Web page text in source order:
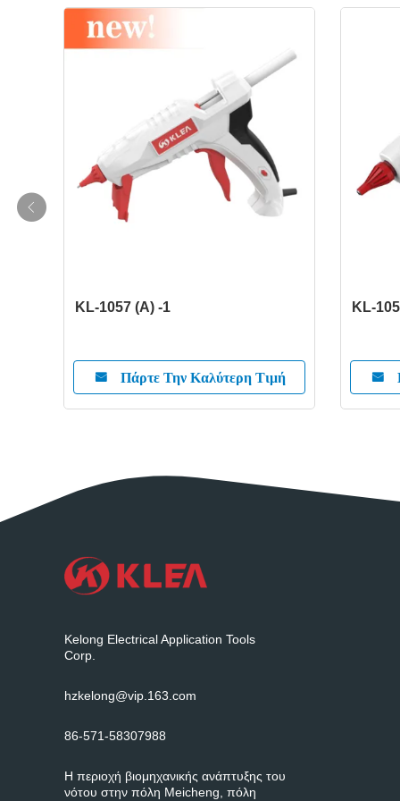
KL-1057 (Α) -1
Πάρτε Την Καλύτερη Τιμή
KL-
Kelong Electrical Application Tools
Corp.
hzkelong@vip.163.com
86-571-58307988
Η περιοχή βιομηχανικής ανάπτυξης του
νότου στην πόλη Meicheng, πόλη